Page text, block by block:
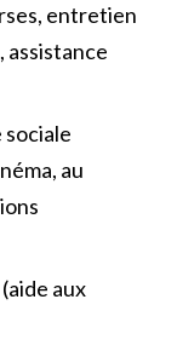
entretien
assistance
sociale
au
aux